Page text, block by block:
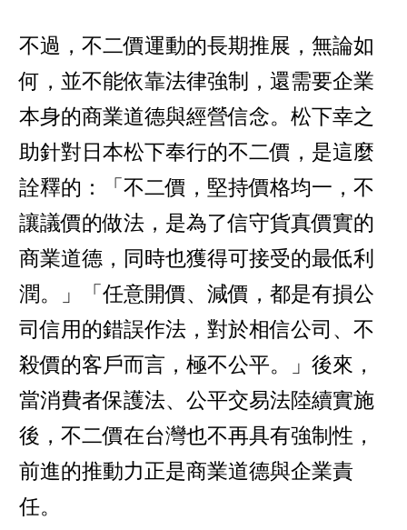
不過，不二價運動的長期推展，無論如
何，並不能依靠法律強制，還需要企業
本身的商業道德與經營信念。松下幸之
助針對日本松下奉行的不二價，是這麼
詮釋的：「不二價，堅持價格均一，不
讓議價的做法，是為了信守貨真價實的
商業道德，同時也獲得可接受的最低利
潤。」「任意開價、減價，都是有損公
司信用的錯誤作法，對於相信公司、不
殺價的客戶而言，極不公平。」後來，
當消費者保護法、公平交易法陸續實施
後，不二價在台灣也不再具有強制性，
前進的推動力正是商業道德與企業責
任。